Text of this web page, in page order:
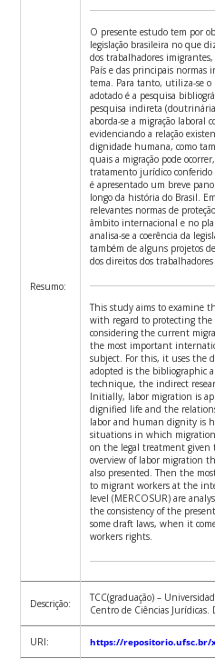
Resumo:
O presente estudo tem por
legislação brasileira no que
dos trabalhadores
País e das principais normas
tema. Para tanto, utiliza-se o
adotado é a pesquisa
pesquisa indireta
aborda-se a migração laboral
evidenciando a relação
dignidade humana, como
quais a migração pode
tratamento jurídico conferido
é apresentado um breve
longo da história do Brasil.
relevantes normas de
âmbito internacional e no
analisa-se a coerência da
também de alguns projetos
dos direitos dos
This study aims to examine
with regard to protecting
considering the current
the most important
subject. For this, it uses the
adopted is the bibliographic
technique, the indirect
Initially, labor migration is
dignified life and the
labor and human dignity is
situations in which migration
on the legal treatment
overview of labor migration
also presented. Then the
to migrant workers at the
level (MERCOSUR) are
the consistency of the
some draft laws, when it
workers rights.
Descrição:
TCC(graduação) –
Centro de Ciências Jurídicas.
URI: https://repositorio.ufsc.br/